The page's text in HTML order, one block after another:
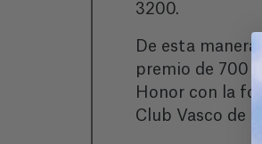
3200.
De esta
premio de 700
Honor con la
Club Vasco de